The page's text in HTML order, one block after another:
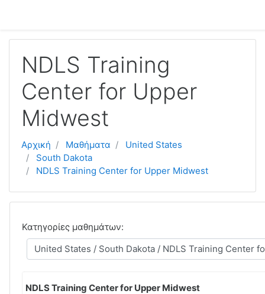
NDLS Training
Center for Upper
Midwest
Αρχική Μαθήματα
United States
South Dakota
NDLS Training Center for Upper Midwest
Κατηγορίες μαθημάτων:
NDLS Training Center for Upper Midwest